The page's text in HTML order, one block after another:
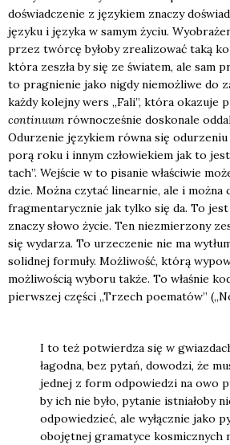
doświad­cze­nie z języ­kiem zna­czy
języ­ku i języ­ka w samym życiu.
przez twór­cę było­by zre­ali­zo­wać taką
któ­ra zeszła by się ze świa­tem, ale sam
to pra­gnie­nie jako nigdy nie­moż­li­we do
każ­dy kolej­ny wers „Fali”, któ­ra oka­zu­je
con­ti­nu­um rów­no­cze­śnie dosko­na­le
Odu­rze­nie języ­kiem rów­na się odu­rze­niu
porą roku i innym czło­wie­kiem jak to
tach”. Wej­ście w to pisa­nie wła­ści­wie
dzie. Moż­na czy­tać line­ar­nie, ale i moż­na
frag­men­ta­rycz­nie jak tyl­ko się da. To
zna­czy sło­wo życie. Ten nie­zmie­rzo­ny
się wyda­rza. To urze­cze­nie nie ma
solid­nej for­mu­ły. Moż­li­wość, któ­rą
moż­li­wo­ścią wybo­ru tak­że. To wła­śnie
pierw­szej czę­ści „Trzech poema­tów”
I to też potwier­dza się w
łagod­na, bez pytań, dowo­dzi, że
jed­nej z form odpo­wie­dzi na owo
by ich nie było, pyta­nie ist­nia­ło­by
odpo­wie­dzieć, ale wyłącz­nie jako
obo­jęt­nej gra­ma­ty­ce kosmicz­nych